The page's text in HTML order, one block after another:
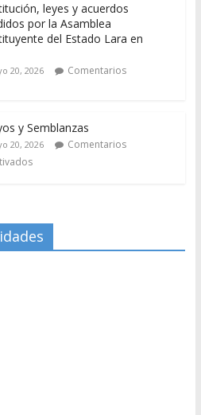
leyes y acuerdos
por la Asamblea
del Estado Lara en
20, 2026
Comentarios
y Semblanzas
20, 2026
Comentarios